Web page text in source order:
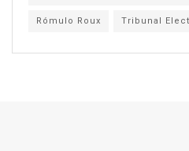
Rómulo Roux Tribunal